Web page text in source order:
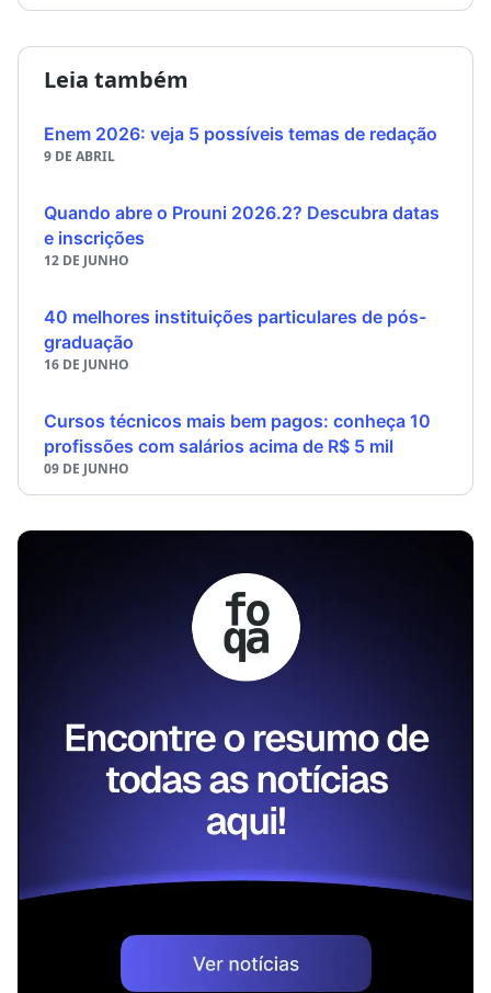
Leia também
Enem 2026: veja 5 possíveis temas de redação
9 DE ABRIL
Quando abre o Prouni 2026.2? Descubra datas
e inscrições
12 DE JUNHO
40 melhores instituições particulares de pós-
graduação
16 DE JUNHO
Cursos técnicos mais bem pagos: conheça 10
profissões com salários acima de R$ 5 mil
09 DE JUNHO